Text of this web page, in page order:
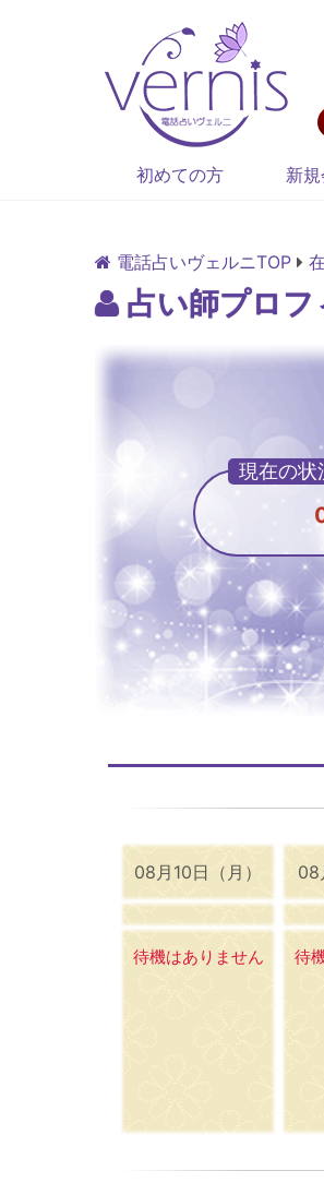
初めての方 新
電話占いヴェルニTOP
占い師プロフ
08月10日（月）
待機はありません
08
待